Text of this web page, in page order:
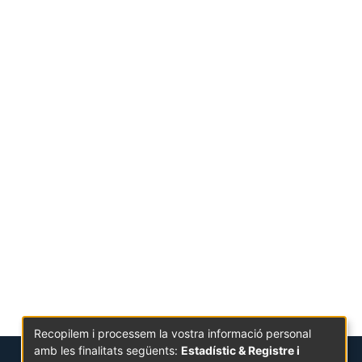
Recopilem i processem la vostra informació personal
amb les finalitats següents: Estadístic & Registre i